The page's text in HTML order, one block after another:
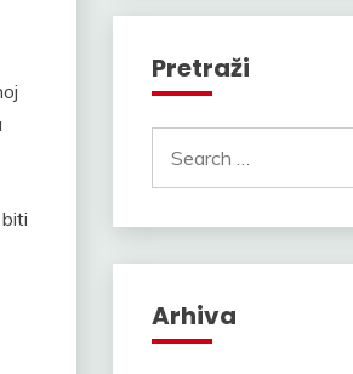
Pretraži
for:
Arhiva